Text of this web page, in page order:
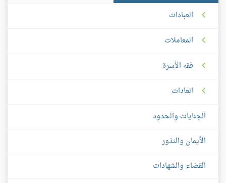
العبادات
المعاملات
فقه الأسرة
العادات
الجنايات والحدود
الأيمان والنذور
القضاء والشهادات